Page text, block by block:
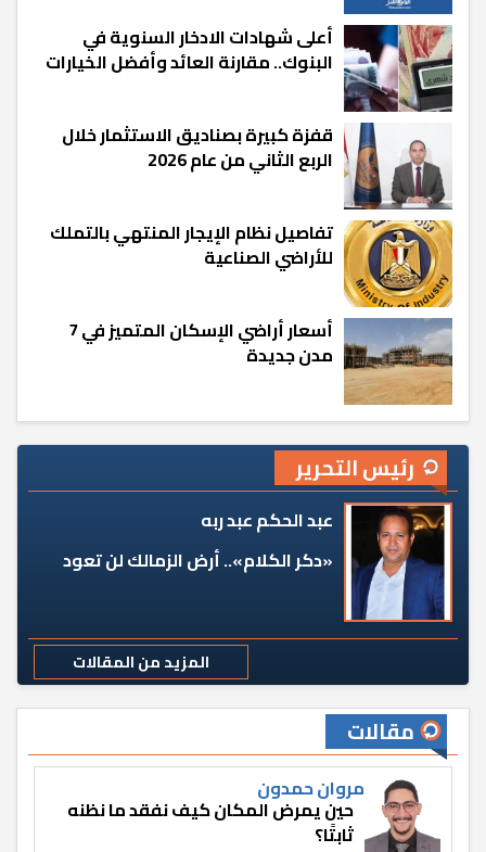
أعلى شهادات الادخار السنوية في
البنوك.. مقارنة العائد وأفضل الخيارات
قفزة كبيرة بصناديق الاستثمار خلال
الربع الثاني من عام 2026
تفاصيل نظام الإيجار المنتهي بالتملك
للأراضي الصناعية
أسعار أراضي الإسكان المتميز في 7
مدن جديدة
رئيس التحرير
عبد الحكم عبد ربه
«دكر الكلام».. أرض الزمالك لن تعود
المزيد من المقالات
مقالات
مروان حمدون
حين يمرض المكان كيف نفقد ما نظنه
ثابتًا؟